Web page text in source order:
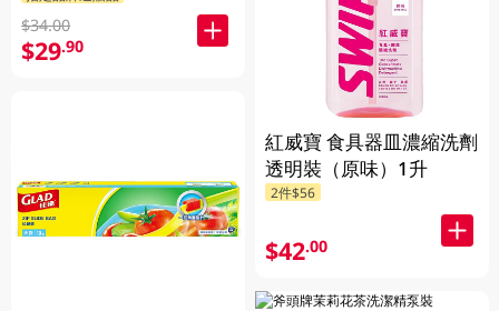
$34.00
$29.90
紅威寶 食具器皿濃縮洗劑
透明裝（原味）1升
2件$56
$42.00